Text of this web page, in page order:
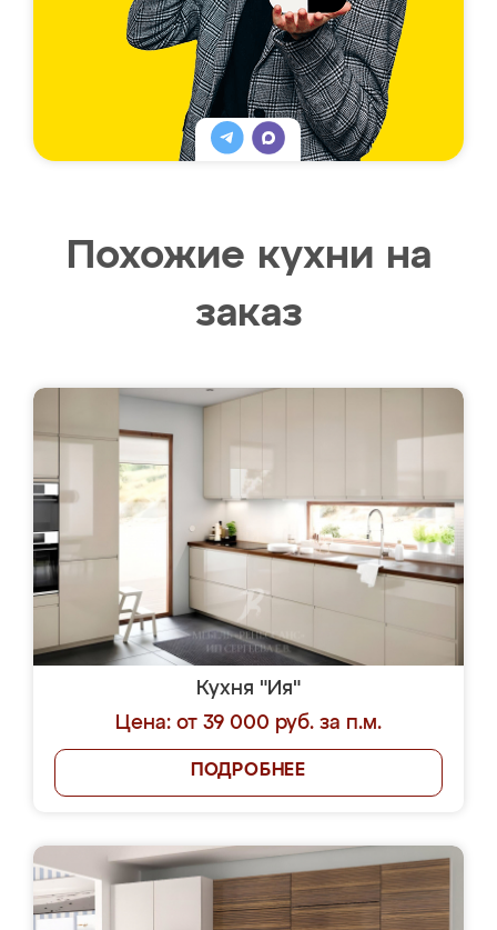
Похожие кухни на
заказ
Кухня "Ия"
Цена: от 39 000 руб. за п.м.
ПОДРОБНЕЕ